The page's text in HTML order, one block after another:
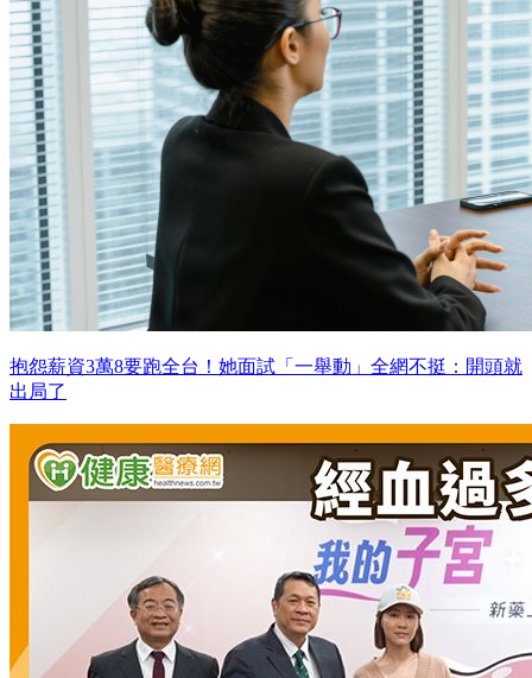
抱怨薪資3萬8要跑全台！她面試「一舉動」全網不挺：開頭就
出局了